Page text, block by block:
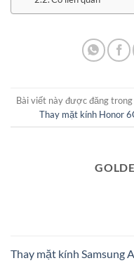
Bài viết này được đăng trong
Thay mặt kính Honor
Thay mặt kính Samsung